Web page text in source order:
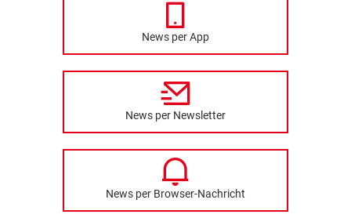
News per App
News per Newsletter
News per Browser-Nachricht